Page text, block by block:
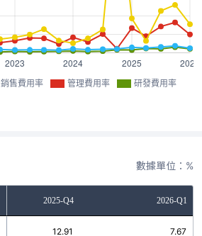
銷售費用率 管理費用率 研發費用率
數據單位：%
2025-Q4 2026-Q1
12.91 7.67